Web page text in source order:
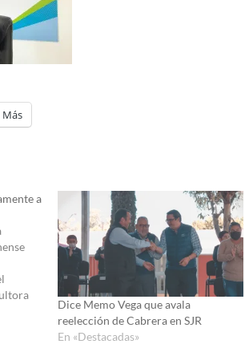
Más
a
Dice Memo Vega que avala
reelección de Cabrera en SJR
En «Destacadas»